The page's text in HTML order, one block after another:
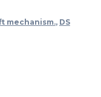
mechanism., DS